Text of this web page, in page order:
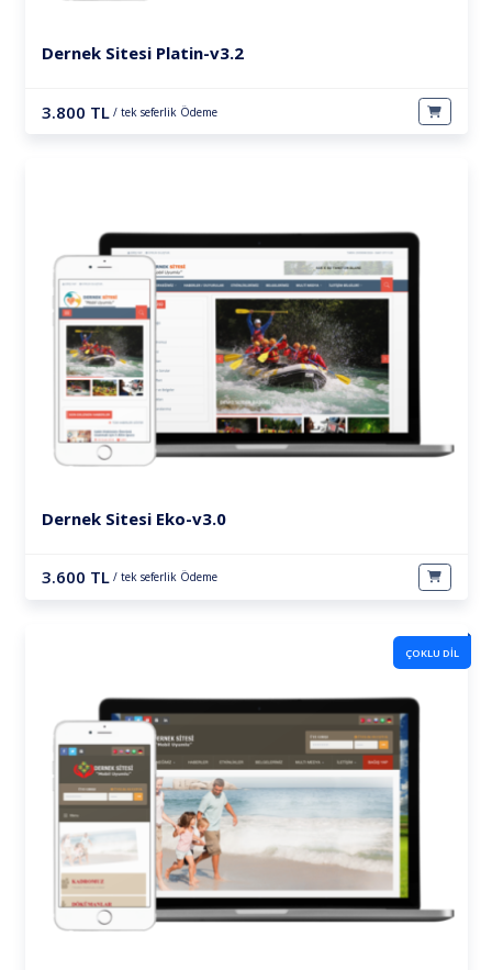
Dernek Sitesi Platin-v3.2
3.800 TL / tek seferlik Ödeme
Dernek Sitesi Eko-v3.0
3.600 TL / tek seferlik Ödeme
ÇOKLU DIL